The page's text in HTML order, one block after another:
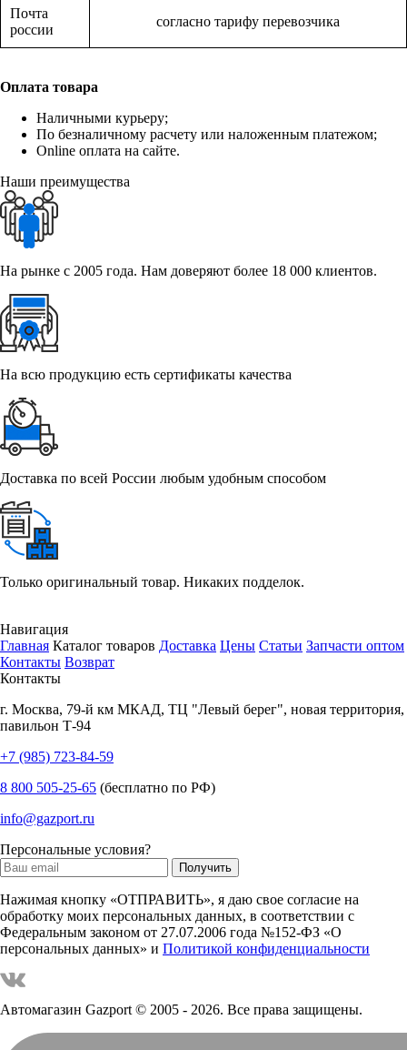
Почта
россии
согласно тарифу перевозчика
Оплата товара
Наличными курьеру;
По безналичному расчету или наложенным платежом;
Online оплата на сайте.
Наши преимущества
На рынке с 2005 года. Нам доверяют более 18 000 клиентов.
На всю продукцию есть сертификаты качества
Доставка по всей России любым удобным способом
Только оригинальный товар. Никаких подделок.
Навигация
Главная Каталог товаров Доставка Цены Статьи Запчасти оптом
Контакты Возврат
Контакты
г. Москва, 79-й км МКАД, ТЦ "Левый берег", новая территория,
павильон Т-94
+7 (985) 723-84-59
8 800 505-25-65 (бесплатно по РФ)
info@gazport.ru
Персональные условия?
Нажимая кнопку «ОТПРАВИТЬ», я даю свое согласие на
обработку моих персональных данных, в соответствии с
Федеральным законом от 27.07.2006 года №152-ФЗ «О
персональных данных» и Политикой конфиденциальности
Автомагазин Gazport© 2005 - 2026. Все права защищены.